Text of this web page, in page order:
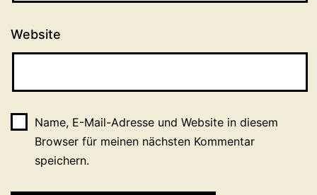
Website
Name, E-Mail-Adresse und Website in diesem
Browser für meinen nächsten Kommentar
speichern.